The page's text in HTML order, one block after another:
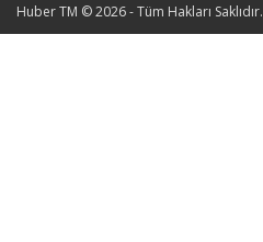
Huber TM © 2026 - Tüm Hakları Saklıdır.